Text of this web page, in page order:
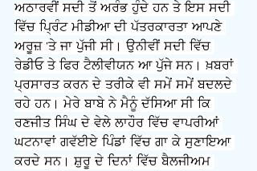
ਅਠਾਰਵੀਂ ਸਦੀ ਤੋਂ ਅਰੰਭ ਹੁੰਦੇ ਹਨ ਤੇ ਇਸ ਸਦੀ
ਵਿੱਚ ਪ੍ਰਿੰਟ ਮੀਡੀਆ ਦੀ ਪੱਤਰਕਾਰਤਾ ਆਪਣੇ
ਅਰੂਜ਼ 'ਤੇ ਜਾ ਪੁੱਜੀ ਸੀ। ਉਨੀਵੀਂ ਸਦੀ ਵਿੱਚ
ਰੇਡੀਓ ਤੇ ਫਿਰ ਟੈਲੀਵੀਯਨ ਆ ਪੁੱਜੇ ਸਨ। ਖ਼ਬਰਾਂ
ਪ੍ਰਸਾਰਤ ਕਰਨ ਦੇ ਤਰੀਕੇ ਵੀ ਸਮੇਂ ਸਮੇਂ ਬਦਲਦੇ
ਰਹੇ ਹਨ। ਮੇਰੇ ਬਾਬੇ ਨੇ ਮੈਨੂੰ ਦੱਸਿਆ ਸੀ ਕਿ
ਰਣਜੀਤ ਸਿੰਘ ਦੇ ਵੇਲੇ ਲਾਹੌਰ ਵਿੱਚ ਵਾਪਰੀਆਂ
ਘਟਨਾਵਾਂ ਗਵੱਈਏ ਪਿੰਡਾਂ ਵਿੱਚ ਗਾ ਕੇ ਸੁਣਾਇਆ
ਕਰਦੇ ਸਨ। ਸ਼ੁਰੂ ਦੇ ਦਿਨਾਂ ਵਿੱਚ ਬੈਲਜੀਅਮ